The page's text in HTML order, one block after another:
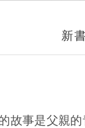
新
故事是父親